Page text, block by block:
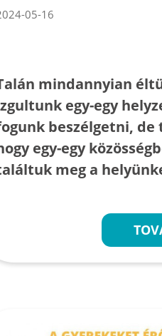
05-16
mindannyian
egy-egy
beszélgetni,
egy-egy
meg a